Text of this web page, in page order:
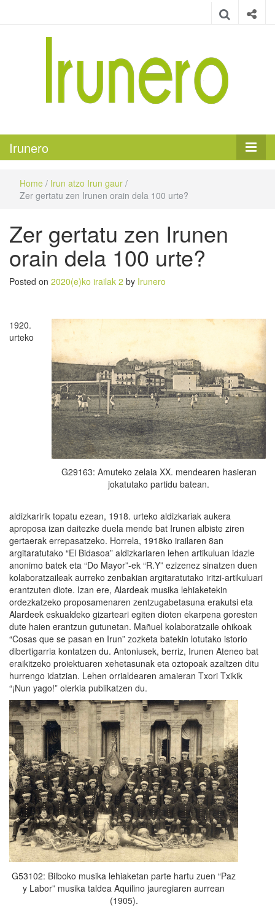
Irunero
Home / Irun atzo Irun gaur /
Zer gertatu zen Irunen orain dela 100 urte?
Zer gertatu zen Irunen
orain dela 100 urte?
Posted on 2020(e)ko irailak 2 by Irunero
G29163: Amuteko zelaia XX. mendearen hasieran
jokatutako partidu batean.
1920.
urteko
aldizkaririk topatu ezean, 1918. urteko aldizkariak aukera
aproposa izan daitezke duela mende bat Irunen albiste ziren
gertaerak errepasatzeko. Horrela, 1918ko irailaren 8an
argitaratutako “El Bidasoa” aldizkariaren lehen artikuluan idazle
anonimo batek eta “Do Mayor”-ek “R.Y” ezizenez sinatzen duen
kolaboratzaileak aurreko zenbakian argitaratutako iritzi-artikuluari
erantzuten diote. Izan ere, Alardeak musika lehiaketekin
ordezkatzeko proposamenaren zentzugabetasuna erakutsi eta
Alardeek eskualdeko gizarteari egiten dioten ekarpena goresten
dute haien erantzun gutunetan. Mañuel kolaboratzaile ohikoak
“Cosas que se pasan en Irun” zozketa batekin lotutako istorio
dibertigarria kontatzen du. Antoniusek, berriz, Irunen Ateneo bat
eraikitzeko proiektuaren xehetasunak eta oztopoak azaltzen ditu
hurrengo idatzian. Lehen orrialdearen amaieran Txori Txikik
“¡Nun yago!” olerkia publikatzen du.
G53102: Bilboko musika lehiaketan parte hartu zuen “Paz
y Labor” musika taldea Aquilino jauregiaren aurrean
(1905).